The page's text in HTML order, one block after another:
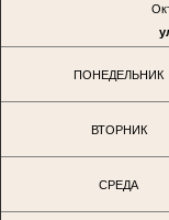
ПОНЕДЕЛЬНИК
ВТОРНИК
СРЕДА